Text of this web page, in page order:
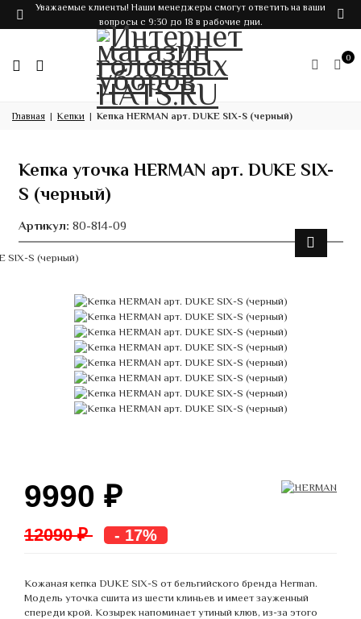
Уважаемые клиенты! Наши менеджеры смогут ответить на ваши
вопросы с 9:30 до 18 в рабочие дни.
0
Главная Кепки Кепка HERMAN арт. DUKE SIX-S (черный)
Кепка уточка HERMAN арт. DUKE SIX-
S (черный)
Артикул: 80-814-09
9990 ₽
12090 ₽ - 17%
Кожаная кепка DUKE SIX-S от бельгийского бренда Herman.
Модель уточка сшита из шести клиньев и имеет зауженный
спереди крой. Козырек напоминает утиный клюв, из-за этого